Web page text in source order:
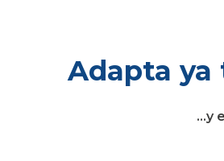
Adapta ya
…y